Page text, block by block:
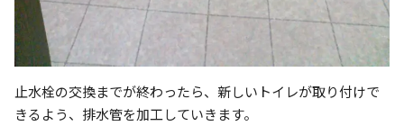
止水栓の交換までが終わったら、新しいトイレが取り付けで
きるよう、排水管を加工していきます。